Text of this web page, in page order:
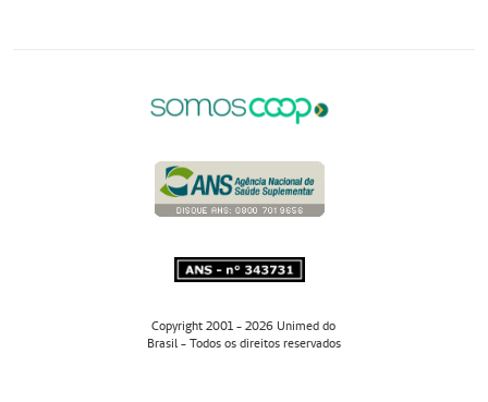
Copyright 2001 - 2026 Unimed do
Brasil - Todos os direitos reservados